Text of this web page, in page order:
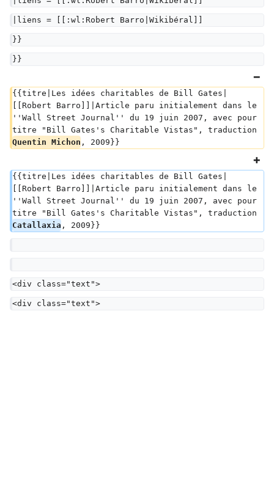
|liens = [[:wl:Robert Barro|Wikibéral]]
}}
}}
{{titre|Les idées charitables de Bill Gates|
[[Robert Barro]]|Article paru initialement dans le
''Wall Street Journal'' du 19 juin 2007, avec pour
titre "Bill Gates's Charitable Vistas", traduction
Quentin Michon , 2009}}
{{titre|Les idées charitables de Bill Gates|
[[Robert Barro]]|Article paru initialement dans le
''Wall Street Journal'' du 19 juin 2007, avec pour
titre "Bill Gates's Charitable Vistas", traduction
Catallaxia , 2009}}
<div class="text">
<div class="text">